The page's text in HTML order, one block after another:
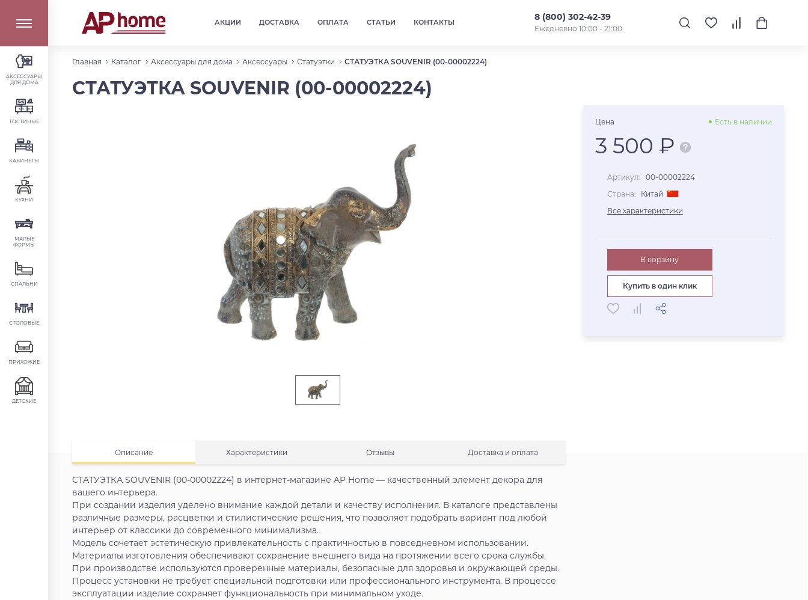
АКЦИИ ДОСТАВКА ОПЛАТА СТАТЬИ КОНТАКТЫ 8 (800) 302-42-39
Ежедневно 10:00 - 21:00
АКСЕССУАРЫ
ДЛЯ ДОМА
ГОСТИНЫЕ
КАБИНЕТЫ
КУХНИ
МАЛЫЕ
ФОРМЫ
СПАЛЬНИ
СТОЛОВЫЕ
ПРИХОЖИЕ
ДЕТСКИЕ
Главная Каталог Аксессуары для дома Аксессуары Статуэтки СТАТУЭТКА SOUVENIR (00-00002224)
СТАТУЭТКА SOUVENIR (00-00002224)
Описание Характеристики Отзывы Доставка и оплата
СТАТУЭТКА SOUVENIR (00-00002224) в интернет-магазине AP Home — качественный элемент декора для
вашего интерьера.
При создании изделия уделено внимание каждой детали и качеству исполнения. В каталоге представлены
различные размеры, расцветки и стилистические решения, что позволяет подобрать вариант под любой
интерьер от классики до современного минимализма.
Модель сочетает эстетическую привлекательность с практичностью в повседневном использовании.
Материалы изготовления обеспечивают сохранение внешнего вида на протяжении всего срока службы.
При производстве используются проверенные материалы, безопасные для здоровья и окружающей среды.
Процесс установки не требует специальной подготовки или профессионального инструмента. В процессе
эксплуатации изделие сохраняет функциональность при минимальном уходе.
Цена Есть в наличии
3 500 ₽
Артикул: 00-00002224
Страна:
Китай
Все характеристики
В корзину
Купить в один клик